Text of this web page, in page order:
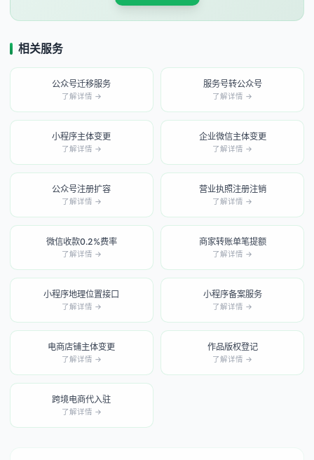
相关服务
公众号迁移服务
了解详情 →
服务号转公众号
了解详情 →
小程序主体变更
了解详情 →
企业微信主体变更
了解详情 →
公众号注册扩容
了解详情 →
营业执照注册注销
了解详情 →
微信收款0.2%费率
了解详情 →
商家转账单笔提额
了解详情 →
小程序地理位置接口
了解详情 →
小程序备案服务
了解详情 →
电商店铺主体变更
了解详情 →
作品版权登记
了解详情 →
跨境电商代入驻
了解详情 →